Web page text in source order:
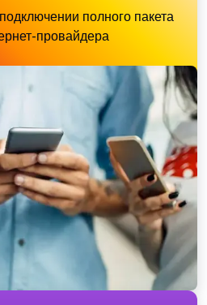
полного пакета
провайдера